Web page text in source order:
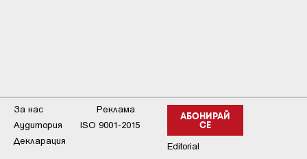
АБОНИРАЙ
СЕ
Editorial
За нас
Реклама
Аудитория
ISO 9001-2015
Декларация